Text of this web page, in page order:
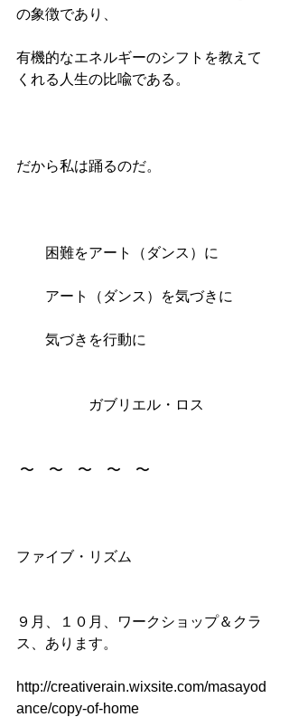
の象徴であり、
有機的なエネルギーのシフトを教えて
くれる人生の比喩である。
だから私は踊るのだ。
困難をアート（ダンス）に
アート（ダンス）を気づきに
気づきを行動に
ガブリエル・ロス
〜　〜　〜　〜　〜
ファイブ・リズム
９月、１０月、ワークショップ＆クラ
ス、あります。
http://creativerain.wixsite.com/masayod
ance/copy-of-home